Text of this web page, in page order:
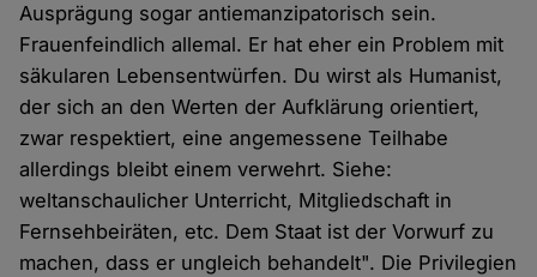
Ausprägung sogar antiemanzipatorisch sein.
Frauenfeindlich allemal. Er hat eher ein Problem mit
säkularen Lebensentwürfen. Du wirst als Humanist,
der sich an den Werten der Aufklärung orientiert,
zwar respektiert, eine angemessene Teilhabe
allerdings bleibt einem verwehrt. Siehe:
weltanschaulicher Unterricht, Mitgliedschaft in
Fernsehbeiräten, etc. Dem Staat ist der Vorwurf zu
machen, dass er ungleich behandelt". Die Privilegien